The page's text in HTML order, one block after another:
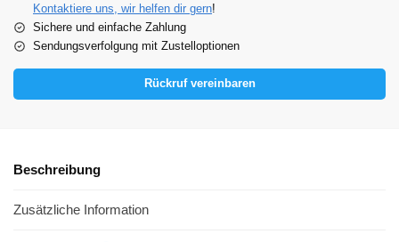
Kontaktiere uns, wir helfen dir gern!
Sichere und einfache Zahlung
Sendungsverfolgung mit Zustelloptionen
Rückruf vereinbaren
Beschreibung
Zusätzliche Information